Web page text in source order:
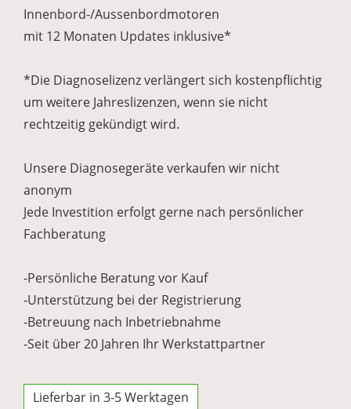
Innenbord-/Aussenbordmotoren
mit 12 Monaten Updates inklusive*
*Die Diagnoselizenz verlängert sich kostenpflichtig
um weitere Jahreslizenzen, wenn sie nicht
rechtzeitig gekündigt wird.
Unsere Diagnosegeräte verkaufen wir nicht
anonym
Jede Investition erfolgt gerne nach persönlicher
Fachberatung
-Persönliche Beratung vor Kauf
-Unterstützung bei der Registrierung
-Betreuung nach Inbetriebnahme
-Seit über 20 Jahren Ihr Werkstattpartner
Lieferbar in 3-5 Werktagen